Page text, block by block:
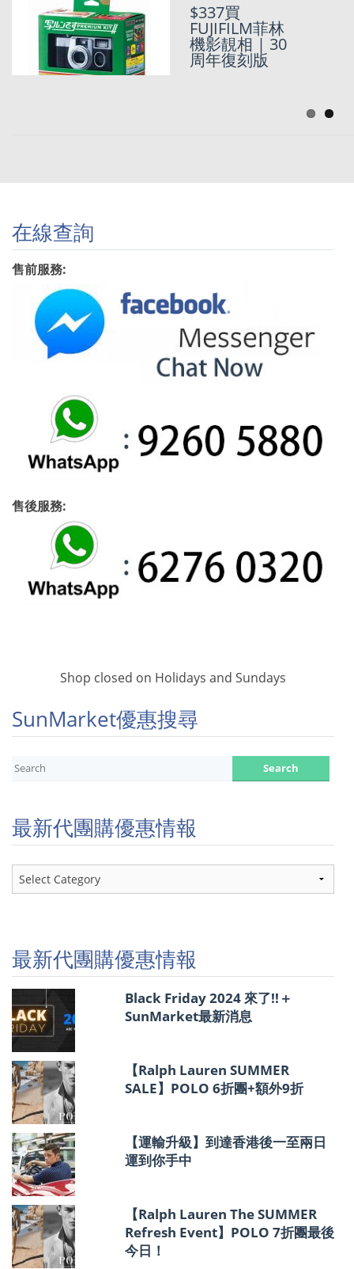
日本代購 :
$254件日版
Champion牛
角Tee |
$337買
FUJIFILM菲林
機影靚相 | 30
周年復刻版
在線查詢
售前服務:
售後服務:
Shop closed on Holidays and Sundays
SunMarket優惠搜尋
最新代團購優惠情報
最
新
優
惠
情
報
最新代團購優惠情報
Black Friday 2024 來了!!＋
SunMarket最新消息
【Ralph Lauren SUMMER
SALE】POLO 6折團+額外9折
【運輸升級】到達香港後一至兩日
運到你手中
【Ralph Lauren The SUMMER
Refresh Event】POLO 7折團最後
今日！